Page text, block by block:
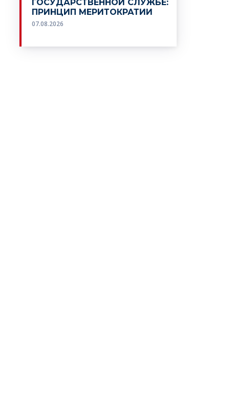
ГОСУДАРСТВЕННОЙ СЛУЖБЕ:
ПРИНЦИП МЕРИТОКРАТИИ
07.08.2026